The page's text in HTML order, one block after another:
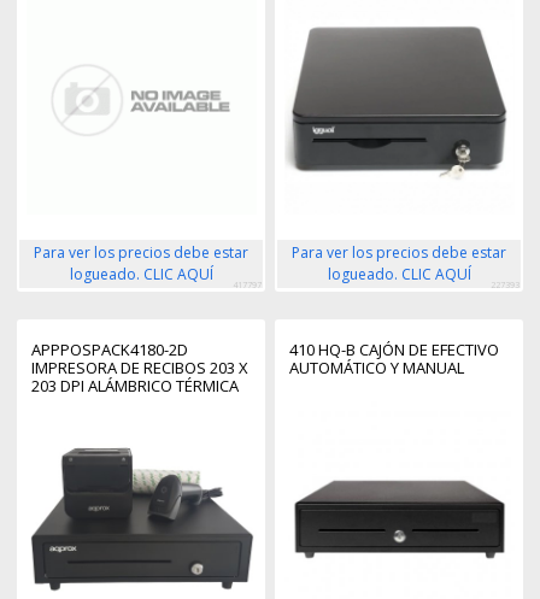
Para ver los precios debe estar
logueado. CLIC AQUÍ
417797
Para ver los precios debe estar
logueado. CLIC AQUÍ
227393
APPPOSPACK4180-2D
IMPRESORA DE RECIBOS 203 X
203 DPI ALÁMBRICO TÉRMICA
410 HQ-B CAJÓN DE EFECTIVO
AUTOMÁTICO Y MANUAL